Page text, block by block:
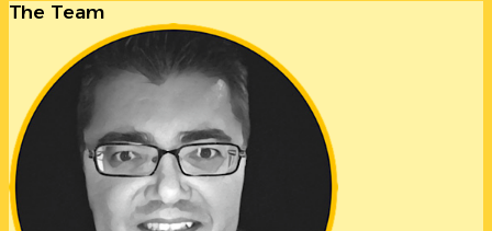
The Team